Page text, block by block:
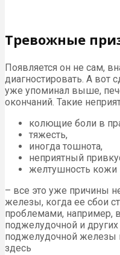
Тревожные
Появляется он не сам,
диагностировать. А вот
уже упоминал выше,
окончаний. Такие
колющие боли в
тяжесть,
иногда тошнота,
неприятный
желтушность кожи
– все это уже причины
железы, когда ее сбои
проблемами, например,
поджелудочной и
поджелудочной железы
здесь